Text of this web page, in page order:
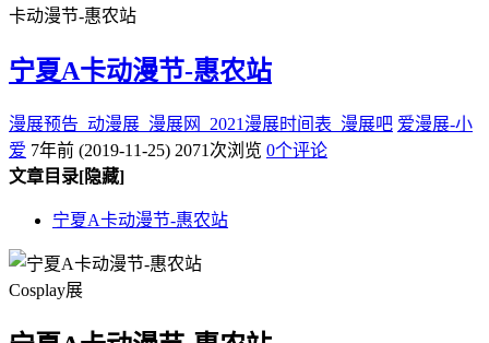
卡动漫节-惠农站
宁夏A卡动漫节-惠农站
漫展预告_动漫展_漫展网_2021漫展时间表_漫展吧 爱漫展-小
爱 7年前 (2019-11-25) 2071次浏览 0个评论
文章目录[隐藏]
宁夏A卡动漫节-惠农站
Cosplay展